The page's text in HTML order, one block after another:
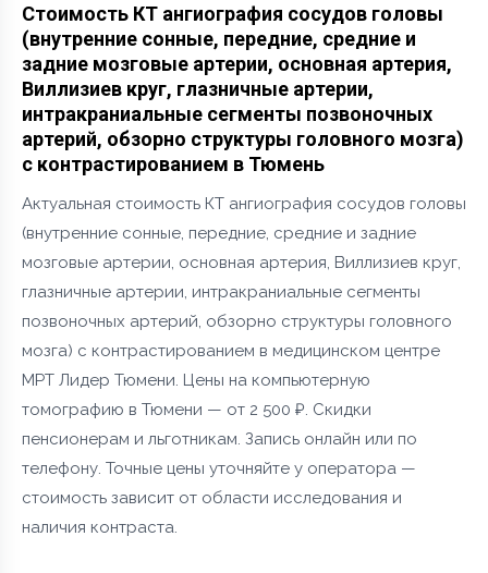
Стоимость КТ ангиография сосудов головы
(внутренние сонные, передние, средние и
задние мозговые артерии, основная артерия,
Виллизиев круг, глазничные артерии,
интракраниальные сегменты позвоночных
артерий, обзорно структуры головного мозга)
с контрастированием в Тюмень
Актуальная стоимость КТ ангиография сосудов головы
(внутренние сонные, передние, средние и задние
мозговые артерии, основная артерия, Виллизиев круг,
глазничные артерии, интракраниальные сегменты
позвоночных артерий, обзорно структуры головного
мозга) с контрастированием в медицинском центре
МРТ Лидер Тюмени. Цены на компьютерную
томографию в Тюмени — от 2 500 ₽. Скидки
пенсионерам и льготникам. Запись онлайн или по
телефону. Точные цены уточняйте у оператора —
стоимость зависит от области исследования и
наличия контраста.